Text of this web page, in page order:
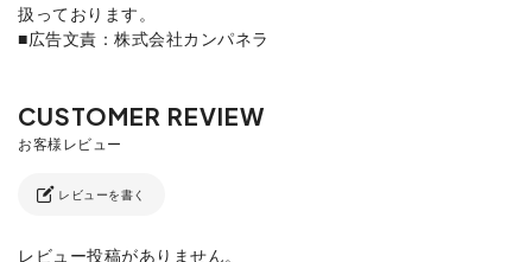
扱っております。
■広告文責：株式会社カンパネラ
レビューを書く
レビュー投稿がありません。